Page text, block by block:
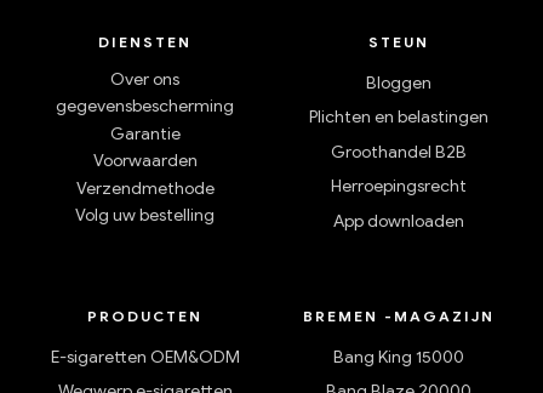
DIENSTEN
Over ons
gegevensbescherming
Garantie
Voorwaarden
Verzendmethode
Volg uw bestelling
STEUN
Bloggen
Plichten en belastingen
Groothandel B2B
Herroepingsrecht
App downloaden
PRODUCTEN
E-sigaretten OEM&ODM
BREMEN -MAGAZIJN
Bang King 15000